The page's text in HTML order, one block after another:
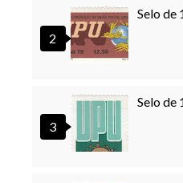
Selo de
Selo de